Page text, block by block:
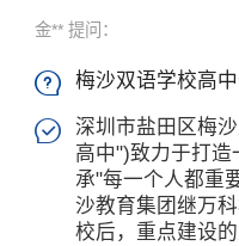
金** 提问：
 梅沙双语学校高

深圳市盐田区梅
高中")致力于打
承"每一个人都重
沙教育集团继万
校后，重点建设